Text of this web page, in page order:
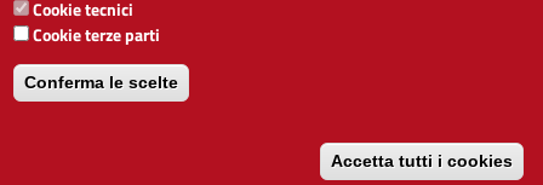
Partita IVA: 01716880214
Cookie tecnici
Cookie terze parti
Conferma le scelte
Accetta tutti i cookies